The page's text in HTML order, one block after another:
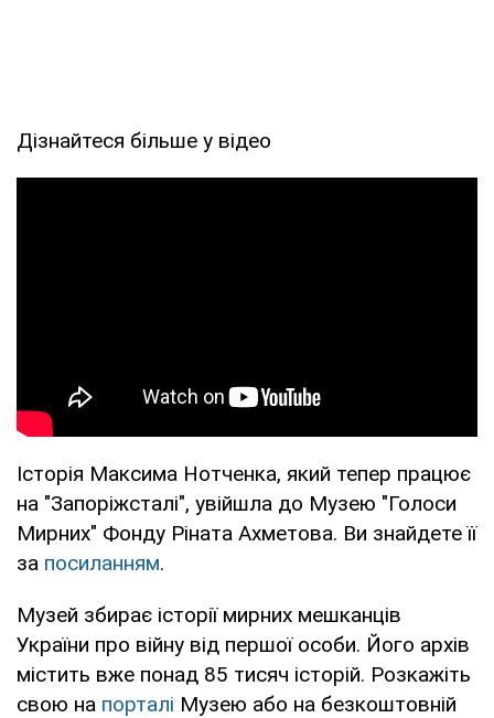
Дізнайтеся більше у відео
Історія Максима Нотченка, який тепер працює
на "Запоріжсталі", увійшла до Музею "Голоси
Мирних" Фонду Ріната Ахметова. Ви знайдете її
за посиланням.
Музей збирає історії мирних мешканців
України про війну від першої особи. Його архів
містить вже понад 85 тисяч історій. Розкажіть
свою на порталі Музею або на безкоштовній